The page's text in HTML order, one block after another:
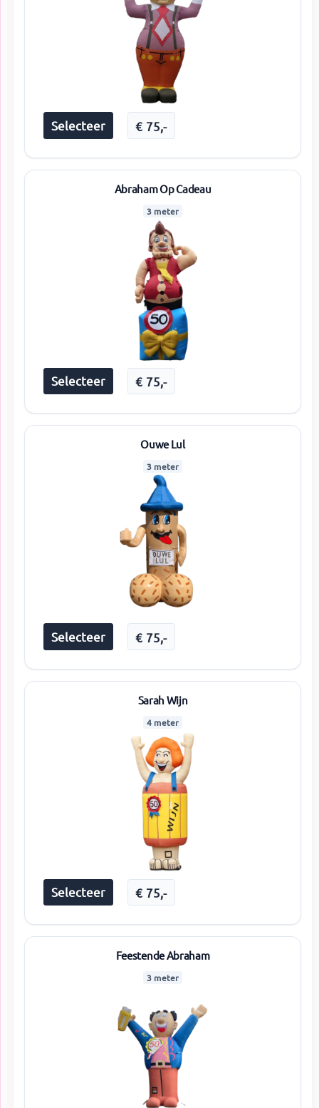
Selecteer € 75,-
Abraham Op Cadeau
3 meter
Selecteer € 75,-
Ouwe Lul
3 meter
Selecteer € 75,-
Sarah Wijn
4 meter
Selecteer € 75,-
Feestende Abraham
3 meter